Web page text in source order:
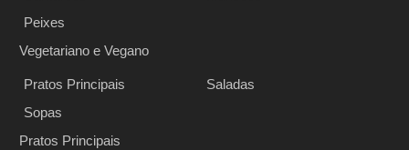
Peixes
Vegetariano e Vegano
Pratos Principais
Saladas
Sopas
Pratos Principais